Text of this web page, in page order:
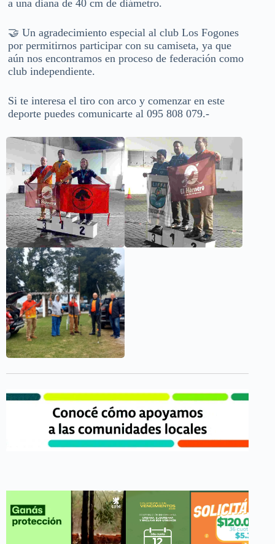
a una diana de 40 cm de diámetro.
🤝 Un agradecimiento especial al club Los Fogones
por permitirnos participar con su camiseta, ya que
aún nos encontramos en proceso de federación como
club independiente.
Si te interesa el tiro con arco y comenzar en este
deporte puedes comunicarte al 095 808 079.-